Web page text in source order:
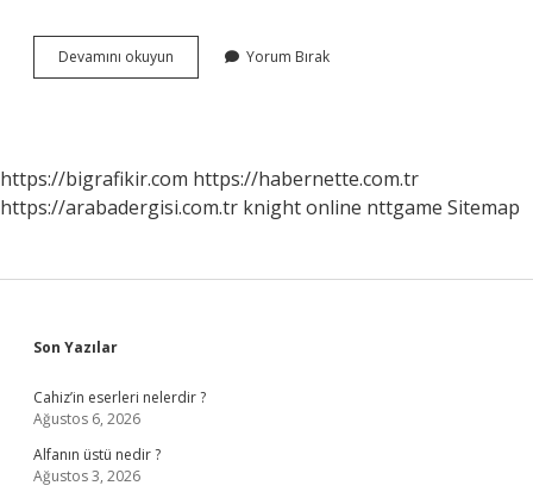
Devamını okuyun Kavgada
Kas
Yorum Bırak
https://bigrafikir.com https://habernette.com.tr
https://arabadergisi.com.tr knight online nttgame Sitemap
Sidebar
Son Yazılar
Cahiz’in eserleri nelerdir ?
Ağustos 6, 2026
Alfanın üstü nedir ?
Ağustos 3, 2026